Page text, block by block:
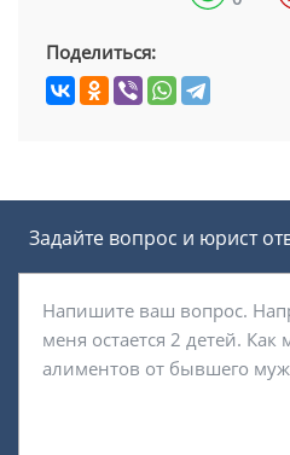
Поделиться:
Задайте вопрос и юрист